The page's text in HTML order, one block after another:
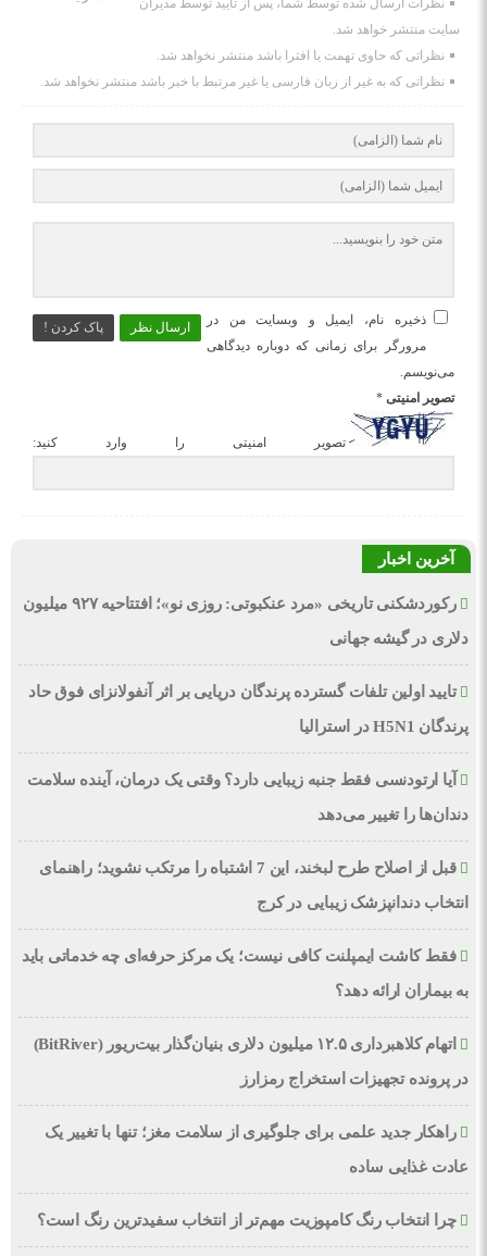
نظرات ارسال شده توسط شما، پس از تایید توسط مدیران
سایت منتشر خواهد شد.
نظراتی که حاوی تهمت یا افترا باشد منتشر نخواهد شد.
نظراتی که به غیر از زبان فارسی یا غیر مرتبط با خبر باشد منتشر نخواهد شد.
ارسال نظر پاک کردن !
ذخیره نام، ایمیل و وبسایت من در
مرورگر برای زمانی که دوباره دیدگاهی
می‌نویسم.
تصویر امنیتی *
تصویر امنیتی را وارد کنید:
آخرین اخبار
رکوردشکنی تاریخی «مرد عنکبوتی: روزی نو»؛ افتتاحیه ۹۲۷ میلیون
دلاری در گیشه جهانی
تایید اولین تلفات گسترده پرندگان دریایی بر اثر آنفولانزای فوق حاد
پرندگان H5N1 در استرالیا
آیا ارتودنسی فقط جنبه زیبایی دارد؟ وقتی یک درمان، آینده سلامت
دندان‌ها را تغییر می‌دهد
قبل از اصلاح طرح لبخند، این 7 اشتباه را مرتکب نشوید؛ راهنمای
انتخاب دندانپزشک زیبایی در کرج
فقط کاشت ایمپلنت کافی نیست؛ یک مرکز حرفه‌ای چه خدماتی باید
به بیماران ارائه دهد؟
اتهام کلاهبرداری ۱۲.۵ میلیون دلاری بنیان‌گذار بیت‌ریور (BitRiver)
در پرونده تجهیزات استخراج رمزارز
راهکار جدید علمی برای جلوگیری از سلامت مغز؛ تنها با تغییر یک
عادت غذایی ساده
چرا انتخاب رنگ کامپوزیت مهم‌تر از انتخاب سفیدترین رنگ است؟